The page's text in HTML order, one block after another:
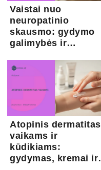
Vaistai nuo
neuropatinio
skausmo: gydymo
galimybės ir
Atopinis dermatitas
vaikams ir
kūdikiams:
gydymas, kremai ir